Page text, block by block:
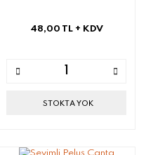
48,00 TL + KDV
STOKTA YOK